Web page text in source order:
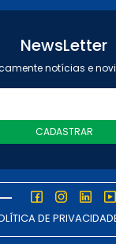
NewsLetter
notícias e
CADASTRAR
DE